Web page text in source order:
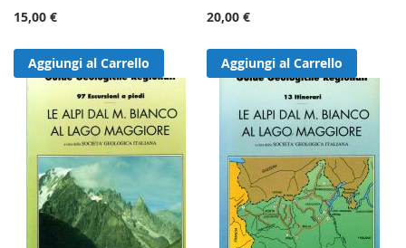
15,00 €
Aggiungi al Carrello
20,00 €
Aggiungi al Carrello